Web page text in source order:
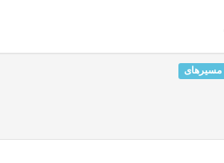
مسیرهای